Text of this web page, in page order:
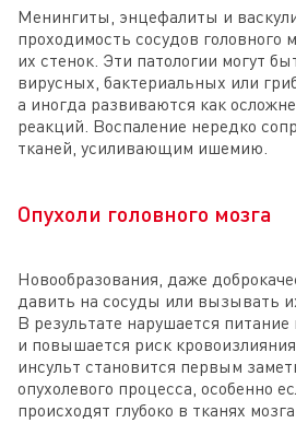
Менингиты, энцефалиты и
проходимость сосудов головного
их стенок. Эти патологии могут
вирусных, бактериальных или
а иногда развиваются как
реакций. Воспаление нередко
тканей, усиливающим ишемию.
Опухоли головного мозга
Новообразования, даже
давить на сосуды или вызывать
В результате нарушается питание
и повышается риск
инсульт становится первым
опухолевого процесса, особенно
происходят глубоко в тканях